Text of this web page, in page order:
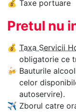
💰 Taxe portuare
Pretul nu
💰 Taxa Servicii
obligatorie ce
🍻 Bauturile
celor
autoservire).
✈ Zborul catre